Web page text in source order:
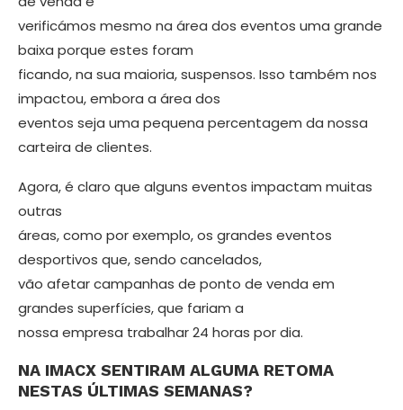
verificámos mesmo na área dos eventos uma gran­de
baixa porque estes foram
ficando, na sua maioria, suspensos. Isso também nos
impactou, embora a área dos
even­tos seja uma pequena percentagem da nossa
carteira de clientes.
Agora, é claro que alguns eventos im­pactam muitas
outras
áreas, como por exemplo, os grandes eventos
desportivos que, sendo cancelados,
vão afetar cam­panhas de ponto de venda em
grandes superfícies, que fariam a
nossa empresa trabalhar 24 horas por dia.
NA IMACX SENTIRAM ALGUMA RETO­MA
NESTAS ÚLTIMAS SEMANAS?